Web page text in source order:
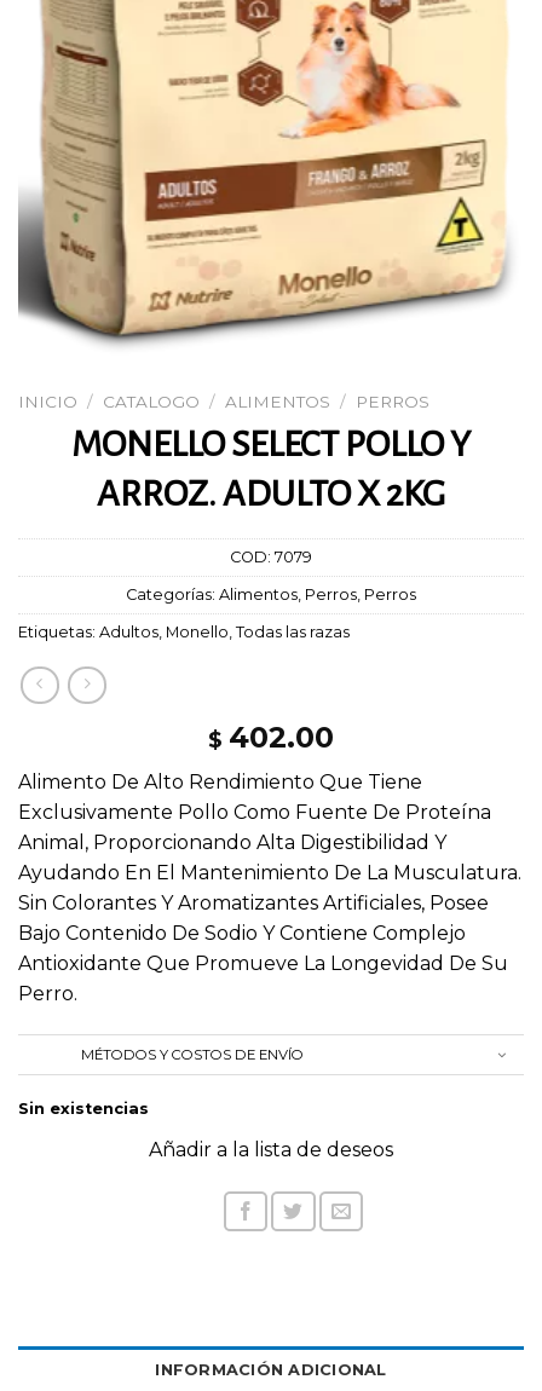
INICIO / CATALOGO / ALIMENTOS / PERROS
MONELLO SELECT POLLO Y
ARROZ. ADULTO X 2KG
COD: 7079
Categorías: Alimentos, Perros, Perros
Etiquetas: Adultos, Monello, Todas las razas
$ 402.00
Alimento De Alto Rendimiento Que Tiene
Exclusivamente Pollo Como Fuente De Proteína
Animal, Proporcionando Alta Digestibilidad Y
Ayudando En El Mantenimiento De La Musculatura.
Sin Colorantes Y Aromatizantes Artificiales, Posee
Bajo Contenido De Sodio Y Contiene Complejo
Antioxidante Que Promueve La Longevidad De Su
Perro.
MÉTODOS Y COSTOS DE ENVÍO
Sin existencias
Añadir a la lista de deseos
INFORMACIÓN ADICIONAL